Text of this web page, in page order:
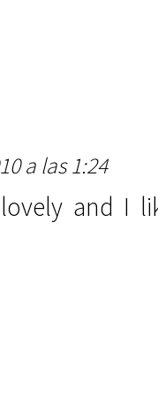
a las 1:24
and I